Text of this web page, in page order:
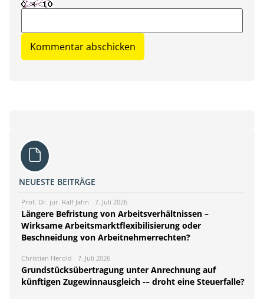
NEUESTE BEITRÄGE
Prof. Dr. jur. Ralf Jahn 7. Juli 2026
Längere Befristung von Arbeitsverhältnissen –
Wirksame Arbeitsmarktflexibilisierung oder
Beschneidung von Arbeitnehmerrechten?
Christian Herold 7. Juli 2026
Grundstücksübertragung unter Anrechnung auf
künftigen Zugewinnausgleich -– droht eine Steuerfalle?